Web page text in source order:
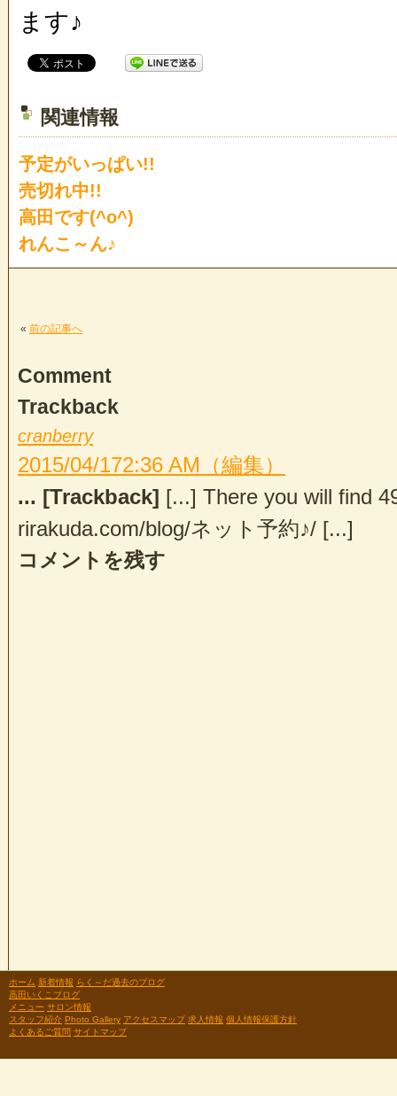
ます♪
関連情報
予定がいっぱい!!
売切れ中!!
高田です(^o^)
れんこ～ん♪
« 前の記事へ
Comment
Trackback
cranberry
2015/04/172:36 AM （編集）
... [Trackback] [...] There you will find
rirakuda.com/blog/ネット予約♪/ [...]
コメントを残す
ホーム 新着情報 らく～だ過去のブログ
高田いくこブログ
メニュー サロン情報
スタッフ紹介 Photo Gallery アクセスマップ 求人情報 個人情報保護方針
よくあるご質問 サイトマップ